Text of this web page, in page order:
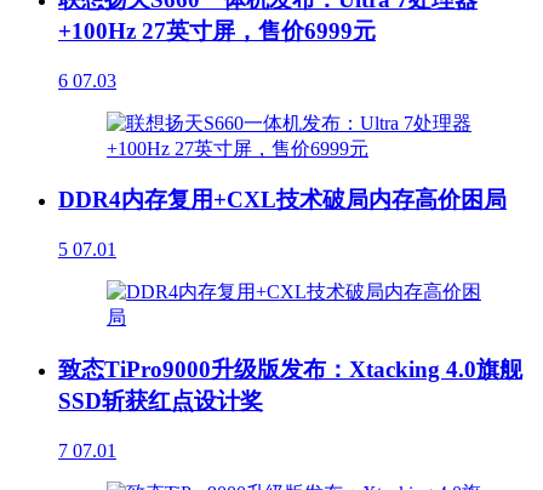
+100Hz 27英寸屏，售价6999元
6 07.03
DDR4内存复用+CXL技术破局内存高价困局
5 07.01
致态TiPro9000升级版发布：Xtacking 4.0旗舰
SSD斩获红点设计奖
7 07.01